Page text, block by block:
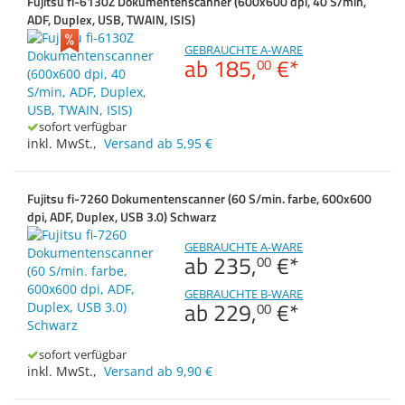
Zubehör
Dokumentenscanner
Anmelden | Registrieren
ADF, Duplex, USB, TWAIN, ISIS)
GEBRAUCHTE A-WARE
ab 185,00 €*
sofort verfügbar
inkl. MwSt., Versand ab 5,95 €
Fujitsu fi-7260 Dokumentenscanner (60 S/min. farbe, 600x600
dpi, ADF, Duplex, USB 3.0) Schwarz
GEBRAUCHTE A-WARE
ab 235,00 €*
GEBRAUCHTE B-WARE
ab 229,00 €*
sofort verfügbar
inkl. MwSt., Versand ab 9,90 €